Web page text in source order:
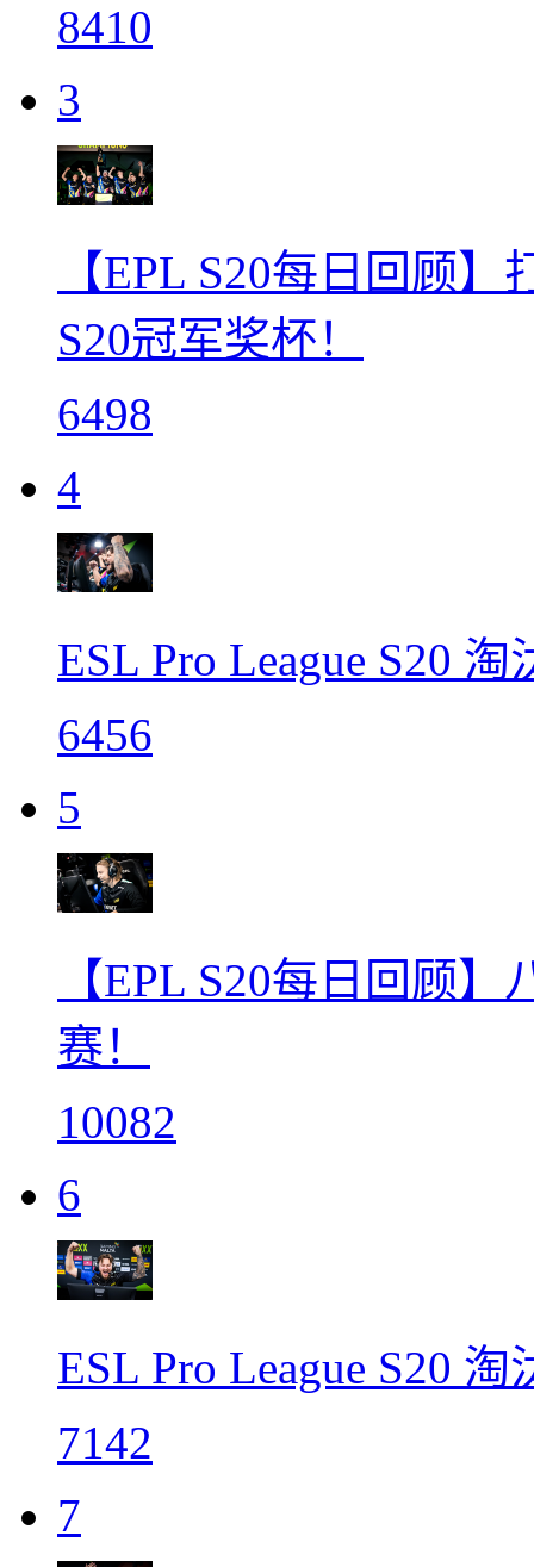
8410
3
【EPL S20每日回顾
S20冠军奖杯！
6498
4
ESL Pro League S20
6456
5
【EPL S20每日回顾
赛！
10082
6
ESL Pro League S20
7142
7